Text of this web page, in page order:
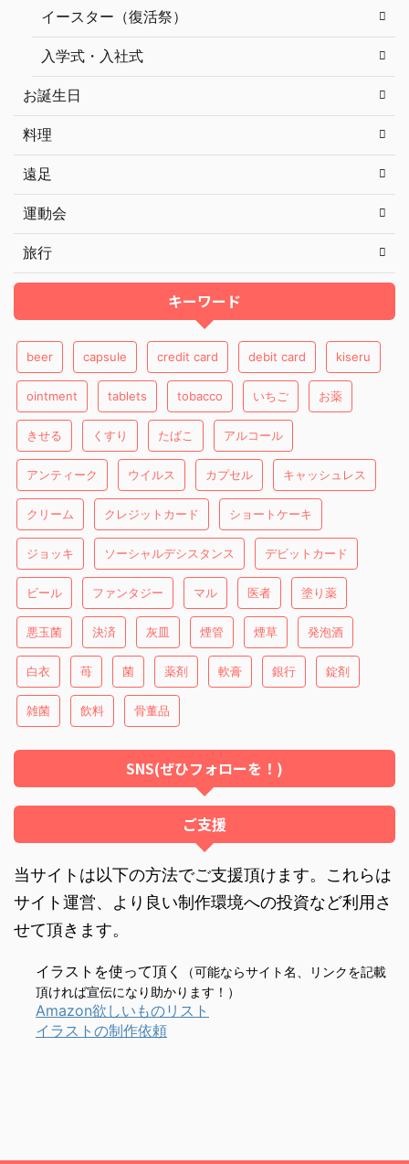
イースター（復活祭）
入学式・入社式
お誕生日
料理
遠足
運動会
旅行
キーワード
beer capsule credit card debit card kiseru
ointment tablets tobacco いちご お薬
きせる くすり たばこ アルコール
アンティーク ウイルス カプセル キャッシュレス
クリーム クレジットカード ショートケーキ
ジョッキ ソーシャルデシスタンス デビットカード
ビール ファンタジー マル 医者 塗り薬
悪玉菌 決済 灰皿 煙管 煙草 発泡酒
白衣 苺 菌 薬剤 軟膏 銀行 錠剤
雑菌 飲料 骨董品
SNS(ぜひフォローを！)
ご支援
当サイトは以下の方法でご支援頂けます。これらは
サイト運営、より良い制作環境への投資など利用さ
せて頂きます。
イラストを使って頂く
（可能ならサイト名、リンクを記載
頂ければ宣伝になり助かります！）
Amazon欲しいものリスト
イラストの制作依頼